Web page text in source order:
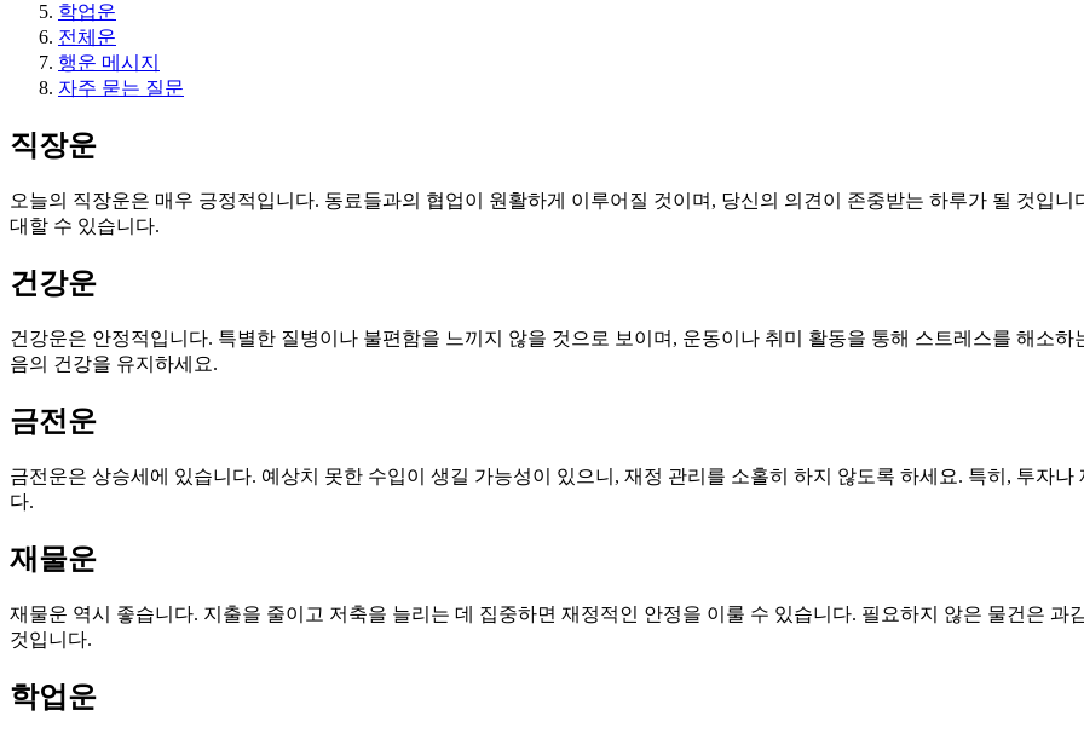
학업운
전체운
행운 메시지
자주 묻는 질문
직장운
오늘의 직장운은 매우 긍정적입니다. 동료들과의 협업이 원활하게 이루어질 것이며, 당신의 의견이 존중받는 하루가 될 것입
대할 수 있습니다.
건강운
건강운은 안정적입니다. 특별한 질병이나 불편함을 느끼지 않을 것으로 보이며, 운동이나 취미 활동을 통해 스트레스를 해소
음의 건강을 유지하세요.
금전운
금전운은 상승세에 있습니다. 예상치 못한 수입이 생길 가능성이 있으니, 재정 관리를 소홀히 하지 않도록 하세요. 특히, 투자
다.
재물운
재물운 역시 좋습니다. 지출을 줄이고 저축을 늘리는 데 집중하면 재정적인 안정을 이룰 수 있습니다. 필요하지 않은 물건은
것입니다.
학업운